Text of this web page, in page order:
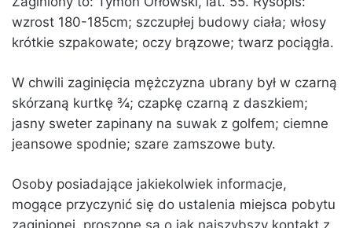
wzrost 180-185cm; szczupłej budowy ciała; włosy
krótkie szpakowate; oczy brązowe; twarz pociągła.
W chwili zaginięcia mężczyzna ubrany był w czarną
skórzaną kurtkę ¾; czapkę czarną z daszkiem;
jasny sweter zapinany na suwak z golfem; ciemne
jeansowe spodnie; szare zamszowe buty.
Osoby posiadające jakiekolwiek informacje,
mogące przyczynić się do ustalenia miejsca pobytu